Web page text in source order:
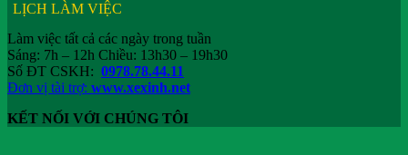
LỊCH LÀM VIỆC
Làm việc tất cả các ngày trong tuần
Sáng: 7h – 12h Chiều: 13h30 – 19h30
Số ĐT CSKH: 0978.78.44.11
Đơn vị tài trợ: www.xexinh.net
KẾT NỐI VỚI CHÚNG TÔI